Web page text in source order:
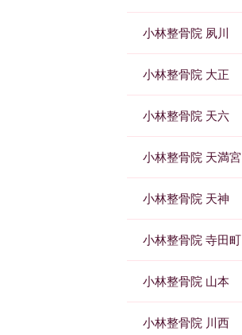
小林整骨院 夙川
小林整骨院 大正
小林整骨院 天六
小林整骨院 天満宮
小林整骨院 天神
小林整骨院 寺田町
小林整骨院 山本
小林整骨院 川西